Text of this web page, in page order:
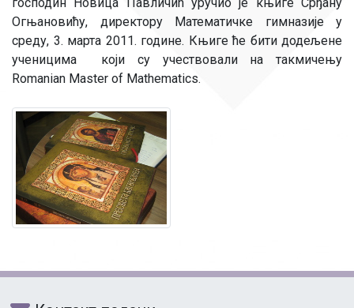
Огњановићу, директору Математичке гимназије у
среду, 3. марта 2011. године. Књиге ће бити додељене
ученицима који су учествовали на такмичењу
Romanian Master of Mathematics.